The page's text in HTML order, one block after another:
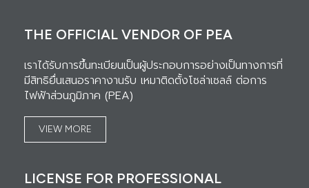
THE OFFICIAL VENDOR OF PEA
เราได้รับการขึ้นทะเบียนเป็นผู้ประกอบการอย่างเป็นทางการที่
มีสิทธิยื่นเสนอราคางานรับ เหมาติดตั้งโซล่าเซลล์ ต่อการ
ไฟฟ้าส่วนภูมิภาค (PEA)
VIEW MORE
LICENSE FOR PROFESSIONAL